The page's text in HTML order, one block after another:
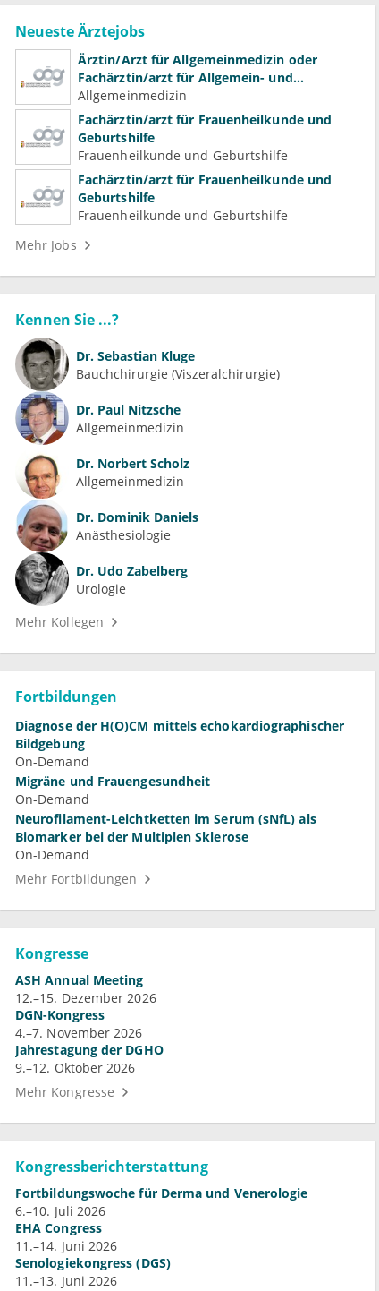
Neueste Ärztejobs
Ärztin/Arzt für Allgemeinmedizin oder
Fachärztin/arzt für Allgemein- und
Familienmedizin für Psychiatrie und
Psychotherapeutische Medizin
Allgemeinmedizin
Fachärztin/arzt für Frauenheilkunde und
Geburtshilfe
Frauenheilkunde und Geburtshilfe
Fachärztin/arzt für Frauenheilkunde und
Geburtshilfe
Frauenheilkunde und Geburtshilfe
Mehr Jobs
Kennen Sie ...?
Dr. Sebastian Kluge
Bauchchirurgie (Viszeralchirurgie)
Dr. Paul Nitzsche
Allgemeinmedizin
Dr. Norbert Scholz
Allgemeinmedizin
Dr. Dominik Daniels
Anästhesiologie
Dr. Udo Zabelberg
Urologie
Mehr Kollegen
Fortbildungen
Diagnose der H(O)CM mittels echokardiographischer
Bildgebung
On-Demand
Migräne und Frauengesundheit
On-Demand
Neurofilament-Leichtketten im Serum (sNfL) als
Biomarker bei der Multiplen Sklerose
On-Demand
Mehr Fortbildungen
Kongresse
ASH Annual Meeting
12.–15. Dezember 2026
DGN-Kongress
4.–7. November 2026
Jahrestagung der DGHO
9.–12. Oktober 2026
Mehr Kongresse
Kongressberichterstattung
Fortbildungswoche für Derma und Venerologie
6.–10. Juli 2026
EHA Congress
11.–14. Juni 2026
Senologiekongress (DGS)
11.–13. Juni 2026